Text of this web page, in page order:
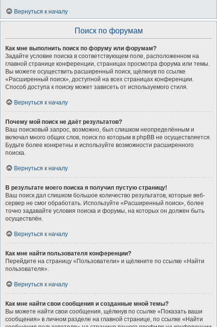
Вернуться к началу
Поиск по форумам
Как мне выполнить поиск по форуму или форумам?
Задайте условие поиска в соответствующем поле, расположенном на
главной странице конференции, страницах просмотра форума или темы.
Вы можете осуществить расширенный поиск, щёлкнув по ссылке
«Расширенный поиск», доступной на всех страницах конференции.
Способ доступа к поиску может зависеть от используемого стиля.
Вернуться к началу
Почему мой поиск не даёт результатов?
Ваш поисковый запрос, возможно, был слишком неопределённым и
включал много общих слов, поиск по которым в phpBB не осуществляется.
Будьте более конкретны и используйте возможности расширенного
поиска.
Вернуться к началу
В результате моего поиска я получил пустую страницу!
Ваш поиск дал слишком большое количество результатов, которые веб-
сервер не смог обработать. Используйте «Расширенный поиск», более
точно задавайте условия поиска и форумы, на которых он должен быть
осуществлён.
Вернуться к началу
Как мне найти пользователя конференции?
Перейдите на страницу «Пользователи» и щёлкните по ссылке «Найти
пользователя».
Вернуться к началу
Как мне найти свои сообщения и созданные мной темы?
Вы можете найти свои сообщения, щёлкнув по ссылке «Показать ваши
сообщения» в личном разделе на главной странице, по ссылке «Найти